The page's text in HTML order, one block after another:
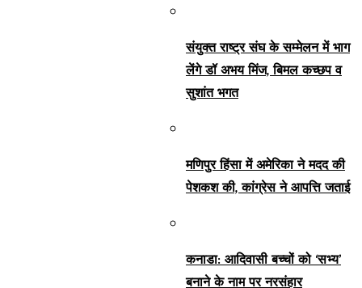
संयुक्त राष्ट्र संघ के सम्मेलन में भाग
लेंगे डॉ अभय मिंज, बिमल कच्छप व
सुशांत भगत
मणिपुर हिंसा में अमेरिका ने मदद की
पेशकश की, कांग्रेस ने आपत्ति जताई
कनाडा: आदिवासी बच्चों को ‘सभ्य’
बनाने के नाम पर नरसंहार